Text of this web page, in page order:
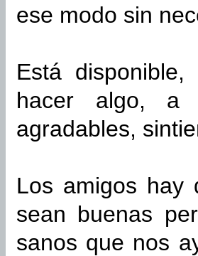
ese modo sin
Está
hacer algo, a
agradables,
Los amigos hay
sean buenas
sanos que nos